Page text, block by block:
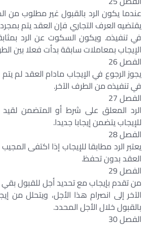
عندما يكون الرد بالقبول غير مطلوب من
يقتضيه العرف التجاري فإن العقد يتم
في تنفيذه. ويكون السكوت عن الرد
الإيجاب بمعاملات سابقة بدأت فعلا بين
الفصل 26
يجوز الرجوع في الإيجاب مادام العقد لم
في تنفيذه من الطرف الآخر.
الفصل 27
الرد المعلق على شرط أو المتضمن لقيد
للإيجاب يتضمن إيجابا جديدا.
الفصل 28
يعتبر الرد مطابقا للإيجاب إذا اكتفى
العقد بدون تحفظ.
الفصل 29
من تقدم بإيجاب مع تحديد أجل للقبول بقي
الآخر إلى انصرام هذا الأجل، ويتحلل من
بالقبول خلال الأجل المحدد.
الفصل 30